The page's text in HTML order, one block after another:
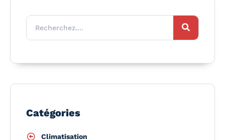
Catégories
Climatisation